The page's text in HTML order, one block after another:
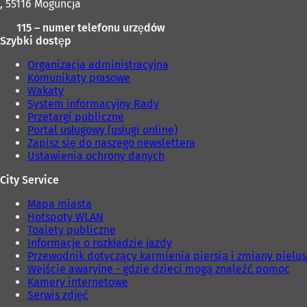
, 55116 Moguncja
115 – numer telefonu urzędów
Szybki dostęp
Organizacja administracyjna
Komunikaty prasowe
Wakaty
System informacyjny Rady
Przetargi publiczne
Portal usługowy (usługi online)
Zapisz się do naszego newslettera
Ustawienia ochrony danych
City Service
Mapa miasta
Hotspoty WLAN
Toalety publiczne
Informacje o rozkładzie jazdy
Przewodnik dotyczący karmienia piersią i zmiany
Wejście awaryjne - gdzie dzieci mogą znaleźć pomoc
Kamery internetowe
Serwis zdjęć